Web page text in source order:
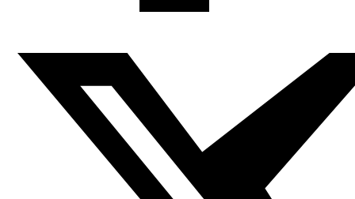
para perfeccionar la trayectoria del arte de la ironía.
Naser al Yaafari
Estamos convencidos de que somos un espacio
comprometido, muy comprometido con los vehículos
para la ironía como el dibujo, la palabra y el material
visual. Documentamos los casos que violan la libertad de